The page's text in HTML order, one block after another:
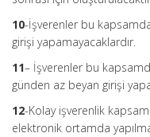
10-İşverenler bu
girişi yapamayacaklardır.
11– İşverenler bu
günden az beyan girişi
12-Kolay işverenlik
elektronik ortamda